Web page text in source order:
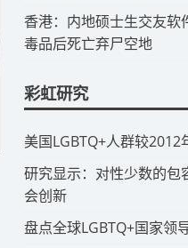
香港：内地硕士生交友软
毒品后死亡弃尸空地
彩虹研究
美国LGBTQ+人群较2012
研究显示：对性少数的包
会创新
盘点全球LGBTQ+国家领